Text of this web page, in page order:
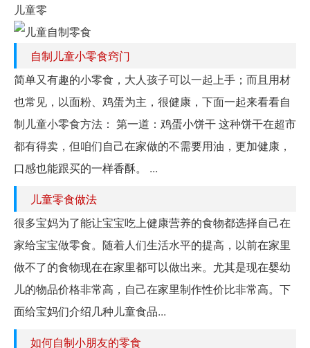
儿童零
自制儿童小零食窍门
简单又有趣的小零食，大人孩子可以一起上手；而且用材
也常见，以面粉、鸡蛋为主，很健康，下面一起来看看自
制儿童小零食方法： 第一道：鸡蛋小饼干 这种饼干在超市
都有得卖，但咱们自己在家做的不需要用油，更加健康，
口感也能跟买的一样香酥。 ...
儿童零食做法
很多宝妈为了能让宝宝吃上健康营养的食物都选择自己在
家给宝宝做零食。随着人们生活水平的提高，以前在家里
做不了的食物现在在家里都可以做出来。尤其是现在婴幼
儿的物品价格非常高，自己在家里制作性价比非常高。下
面给宝妈们介绍几种儿童食品...
如何自制小朋友的零食